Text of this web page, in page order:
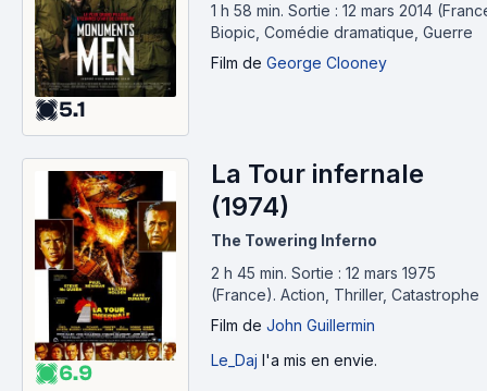
5.1
1 h 58 min. Sortie : 12 mars 2014
Biopic, Comédie dramatique, Guerre
Film de George Clooney
6.9
La Tour infernale
(1974)
The Towering Inferno
2 h 45 min. Sortie : 12 mars 1975
(France). Action, Thriller, Catastrophe
Film de John Guillermin
Le_Daj l'a mis en envie.